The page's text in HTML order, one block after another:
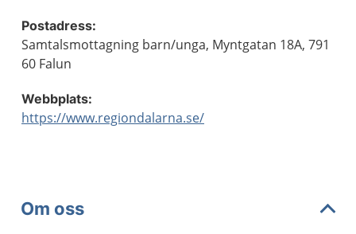
Postadress:
Samtalsmottagning barn/unga, Myntgatan 18A, 791
60 Falun
Webbplats:
https://www.regiondalarna.se/
Om oss